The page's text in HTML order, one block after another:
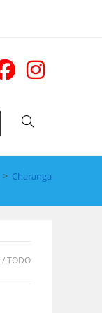
Alternar
búsqueda
> Charanga
TODO